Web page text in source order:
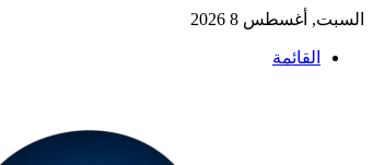
السبت, أغسطس 8 2026
القائمة